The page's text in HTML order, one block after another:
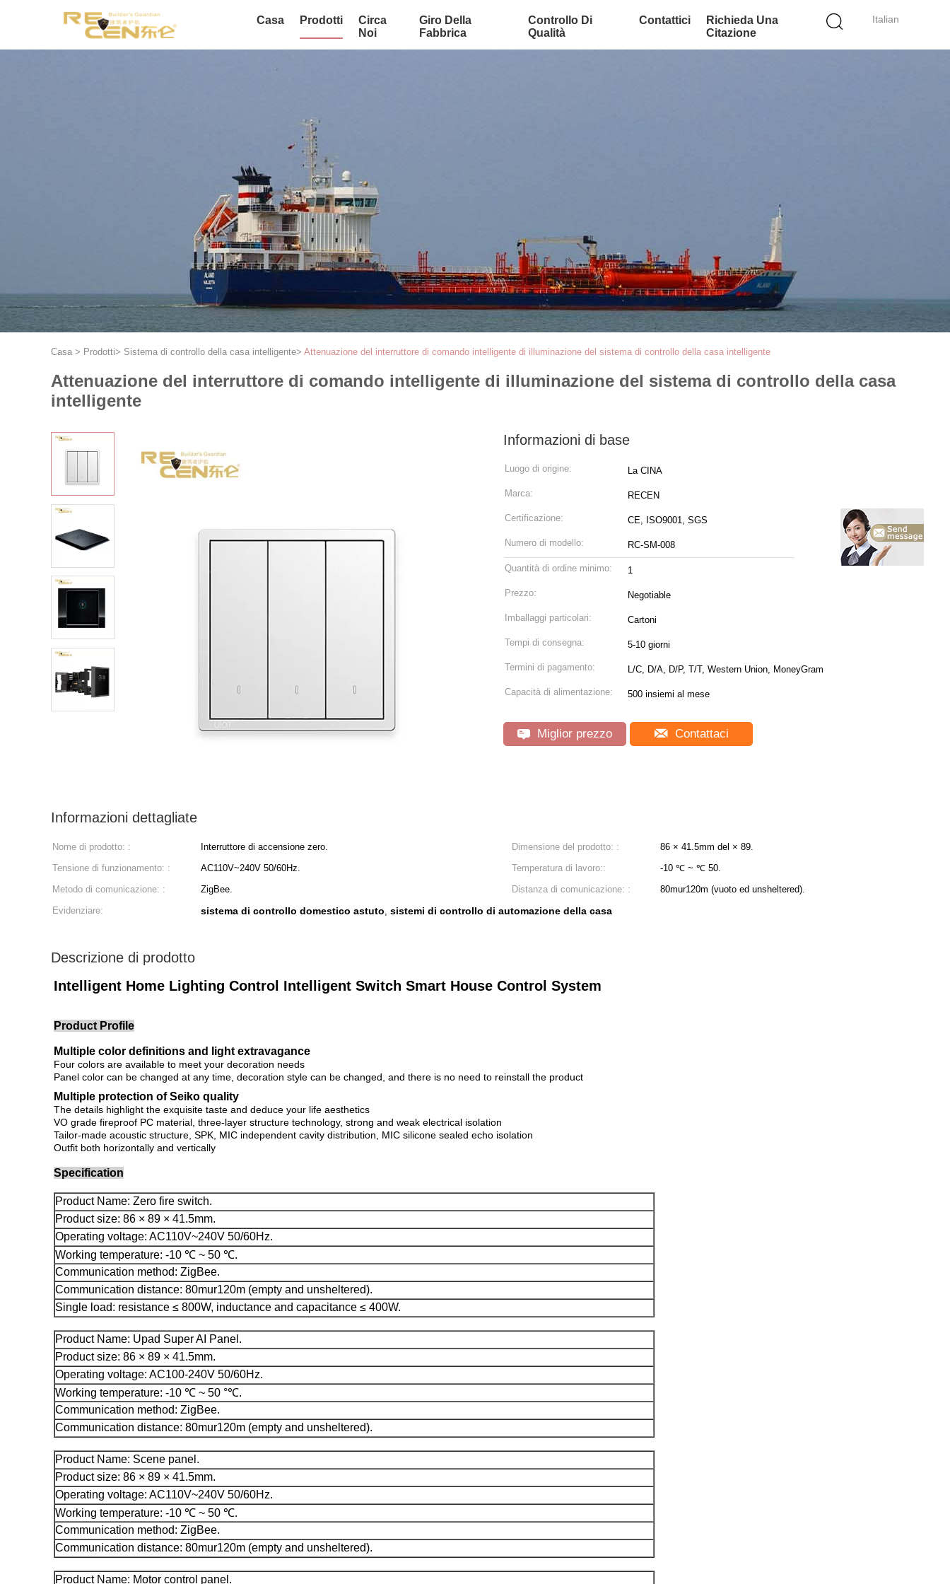
Italian
Casa Prodotti
Circa
Noi
Giro Della
Fabbrica
Controllo Di
Qualità
Contattici
Richieda Una
Citazione
Casa > Prodotti> Sistema di controllo della casa intelligente> Attenuazione del interruttore di comando intelligente di illuminazione del sistema di controllo della casa intelligente
Attenuazione del interruttore di comando intelligente di illuminazione del sistema di controllo della casa
intelligente
Informazioni di base
Luogo di origine: La CINA
Marca: RECEN
Certificazione: CE, ISO9001, SGS
Numero di modello: RC-SM-008
Quantità di ordine minimo: 1
Prezzo: Negotiable
Imballaggi particolari: Cartoni
Tempi di consegna: 5-10 giorni
Termini di pagamento: L/C, D/A, D/P, T/T, Western Union, MoneyGram
Capacità di alimentazione: 500 insiemi al mese
Miglior prezzo Contattaci
Informazioni dettagliate
Nome di prodotto: : Interruttore di accensione zero. Dimensione del prodotto: :
86 × 41.5mm del × 89.
Tensione di funzionamento: :
AC110V~240V 50/60Hz. Temperatura di lavoro::
-10 ℃ ~ ℃ 50.
Metodo di comunicazione: :
ZigBee. Distanza di comunicazione: :
80mur120m (vuoto ed unsheltered).
Evidenziare:
sistema di controllo domestico astuto, sistemi di controllo di automazione della casa
Descrizione di prodotto
Intelligent Home Lighting Control Intelligent Switch Smart House Control System
Product Profile
Multiple color definitions and light extravagance
Four colors are available to meet your decoration needs
Panel color can be changed at any time, decoration style can be changed, and there is no need to reinstall the product
Multiple protection of Seiko quality
The details highlight the exquisite taste and deduce your life aesthetics
VO grade fireproof PC material, three-layer structure technology, strong and weak electrical isolation
Tailor-made acoustic structure, SPK, MIC independent cavity distribution, MIC silicone sealed echo isolation
Outfit both horizontally and vertically
Specification
Product Name: Zero fire switch.
Product size: 86 × 89 × 41.5mm.
Operating voltage: AC110V~240V 50/60Hz.
Working temperature: -10 ℃ ~ 50 ℃.
Communication method: ZigBee.
Communication distance: 80mur120m (empty and unsheltered).
Single load: resistance ≤ 800W, inductance and capacitance ≤ 400W.
Product Name: Upad Super AI Panel.
Product size: 86 × 89 × 41.5mm.
Operating voltage: AC100-240V 50/60Hz.
Working temperature: -10 ℃ ~ 50 °℃.
Communication method: ZigBee.
Communication distance: 80mur120m (empty and unsheltered).
Product Name: Scene panel.
Product size: 86 × 89 × 41.5mm.
Operating voltage: AC110V~240V 50/60Hz.
Working temperature: -10 ℃ ~ 50 ℃.
Communication method: ZigBee.
Communication distance: 80mur120m (empty and unsheltered).
Product Name: Motor control panel.